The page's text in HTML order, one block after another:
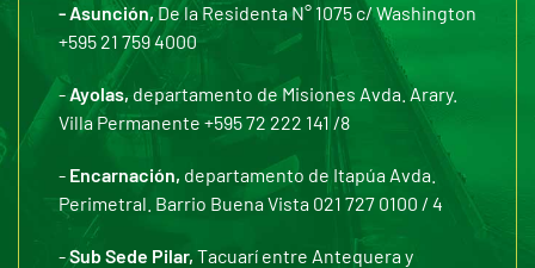
- Asunción,De la Residenta N° 1075 c/ Washington
+595 21 759 4000
-Ayolas, departamento de Misiones Avda. Arary.
Villa Permanente +595 72 222 141 /8
- Encarnación, departamento de Itapúa Avda.
Perimetral. Barrio Buena Vista 021 727 0100 / 4
-Sub Sede Pilar, Tacuarí entre Antequera y